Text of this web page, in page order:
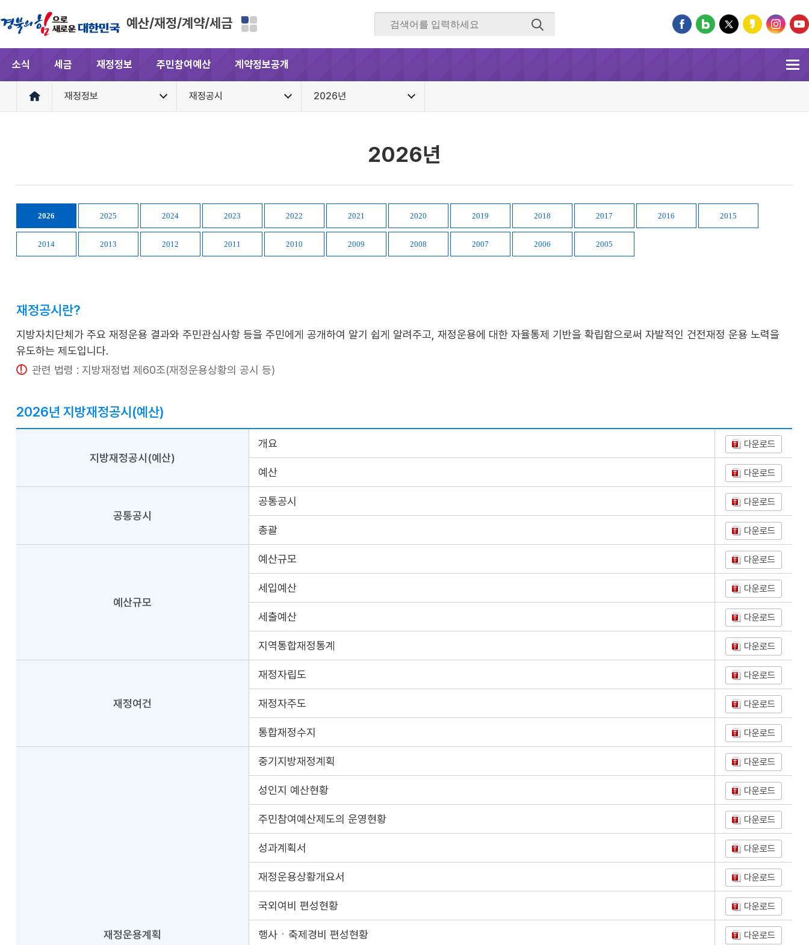
예산/재정/계약/세금
소식 세금 재정정보 주민참여예산 계약정보공개
재정정보 재정공시 2026년
2026년
2026 2025 2024 2023 2022 2021 2020 2019 2018 2017 2016 2015
2014 2013 2012 2011 2010 2009 2008 2007 2006 2005
재정공시란?
지방자치단체가 주요 재정운용 결과와 주민관심사항 등을 주민에게 공개하여 알기 쉽게 알려주고, 재정운용에 대한 자율통제 기반을 확립함으로써 자발적인 건전재정 운용 노력을
유도하는 제도입니다.
관련 법령 : 지방재정법 제60조(재정운용상황의 공시 등)
2026년 지방재정공시(예산)
지방재정공시(예산)
개요 다운로드
예산 다운로드
공통공시
공통공시 다운로드
총괄 다운로드
예산규모
예산규모 다운로드
세입예산 다운로드
세출예산 다운로드
지역통합재정통계 다운로드
재정여건
재정자립도 다운로드
재정자주도 다운로드
통합재정수지 다운로드
재정운용계획
중기지방재정계획 다운로드
성인지 예산현황 다운로드
주민참여예산제도의 운영현황 다운로드
성과계획서 다운로드
재정운용상황개요서 다운로드
국외여비 편성현황 다운로드
행사ㆍ축제경비 편성현황 다운로드